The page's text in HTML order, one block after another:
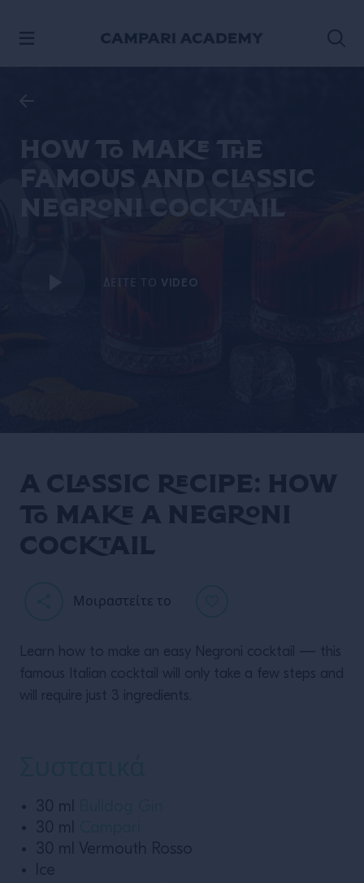
How to make the
famous and classic
Negroni cocktail
ΔΕΊΤΕ ΤΟ VIDEO
A classic recipe: how
to make a Negroni
cocktail
Μοιραστείτε το
Learn how to make an easy Negroni cocktail — this
famous Italian cocktail will only take a few steps and
will require just 3 ingredients.
30 ml
30 ml
30 ml Vermouth Rosso
Ice